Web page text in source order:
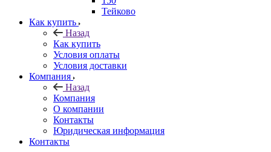
Тейково
Как купить
Назад
Как купить
Условия оплаты
Условия доставки
Компания
Назад
Компания
О компании
Контакты
Юридическая информация
Контакты